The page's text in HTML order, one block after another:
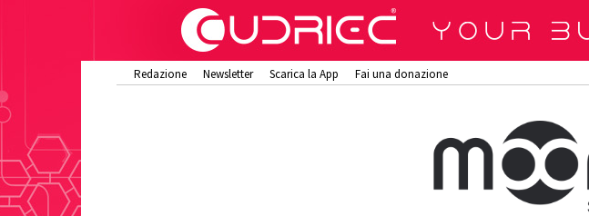
Redazione Newsletter Scarica la App Fai una donazione